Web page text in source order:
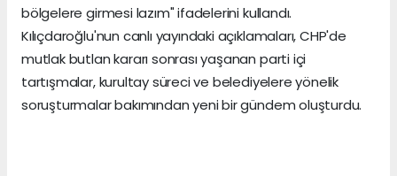
bölgelere girmesi lazım" ifadelerini kullandı.
Kılıçdaroğlu'nun canlı yayındaki açıklamaları, CHP'de
mutlak butlan kararı sonrası yaşanan parti içi
tartışmalar, kurultay süreci ve belediyelere yönelik
soruşturmalar bakımından yeni bir gündem oluşturdu.